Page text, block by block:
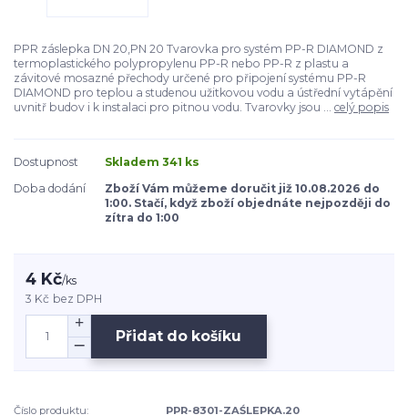
PPR záslepka DN 20,PN 20 Tvarovka pro systém PP-R DIAMOND z
termoplastického polypropylenu PP-R nebo PP-R z plastu a
závitové mosazné přechody určené pro připojení systému PP-R
DIAMOND pro teplou a studenou užitkovou vodu a ústřední vytápění
uvnitř budov i k instalaci pro pitnou vodu. Tvarovky jsou ... celý popis
Dostupnost
Skladem 341 ks
Doba dodání
Zboží Vám můžeme doručit již 10.08.2026 do
1:00. Stačí, když zboží objednáte nejpozději do
zítra do 1:00
4 Kč/ks
3 Kč bez DPH
Přidat do košíku
Číslo produktu:
PPR-8301-ZAŚLEPKA.20